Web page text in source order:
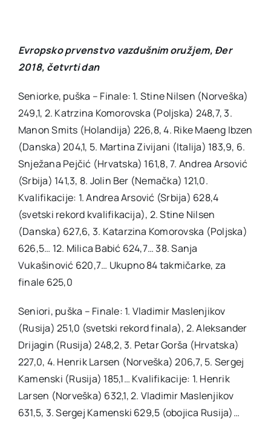
Evropsko prvenstvo vazdušnim oružjem, Đer
2018, četvrti dan
Seniorke, puška – Finale: 1. Stine Nilsen (Norveška)
249,1, 2. Katrzina Komorovska (Poljska) 248,7, 3.
Manon Smits (Holandija) 226,8, 4. Rike Maeng Ibzen
(Danska) 204,1, 5. Martina Zivijani (Italija) 183,9, 6.
Snježana Pejčić (Hrvatska) 161,8, 7. Andrea Arsović
(Srbija) 141,3, 8. Jolin Ber (Nemačka) 121,0.
Kvalifikacije: 1. Andrea Arsović (Srbija) 628,4
(svetski rekord kvalifikacija), 2. Stine Nilsen
(Danska) 627,6, 3. Katarzina Komorovska (Poljska)
626,5… 12. Milica Babić 624,7… 38. Sanja
Vukašinović 620,7… Ukupno 84 takmičarke, za
finale 625,0
Seniori, puška – Finale: 1. Vladimir Maslenjikov
(Rusija) 251,0 (svetski rekord finala), 2. Aleksander
Drijagin (Rusija) 248,2, 3. Petar Gorša (Hrvatska)
227,0, 4. Henrik Larsen (Norveška) 206,7, 5. Sergej
Kamenski (Rusija) 185,1… Kvalifikacije: 1. Henrik
Larsen (Norveška) 632,1, 2. Vladimir Maslenjikov
631,5, 3. Sergej Kamenski 629,5 (obojica Rusija)…